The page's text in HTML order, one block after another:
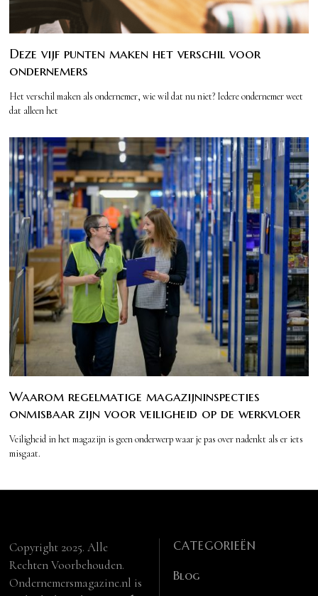
Deze vijf punten maken het verschil voor
ondernemers
Het verschil maken als ondernemer, wie wil dat nu niet? Iedere ondernemer weet
dat alleen het
Waarom regelmatige magazijninspecties
onmisbaar zijn voor veiligheid op de werkvloer
Veiligheid in het magazijn is geen onderwerp waar je pas over nadenkt als er iets
misgaat.
Copyright 2025. Alle
Rechten Voorbehouden.
Ondernemersmagazine.nl is
CATEGORIEËN
Blog